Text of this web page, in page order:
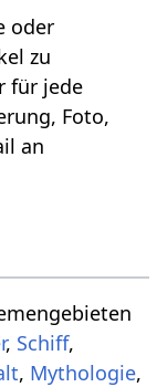
oder
zu
für jede
Foto,
an
, Schiff,
, Mythologie,